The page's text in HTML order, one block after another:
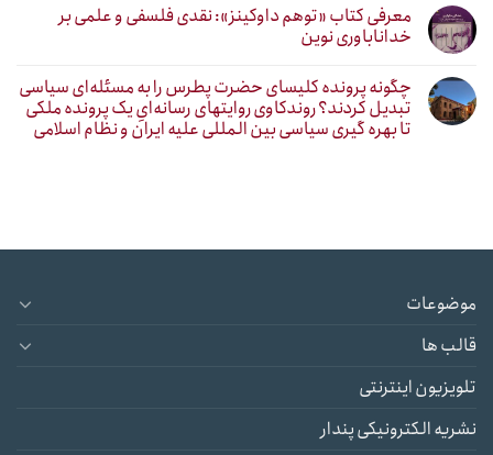
معرفی کتاب «توهم داوکینز»: نقدی فلسفی و علمی بر
خداناباوری نوین
چگونه پرونده کلیسای حضرت پطرس را به مسئله‌ای سیاسی
تبدیل کردند؟ روندکاوی روایتهای رسانه‌ایِ یک پرونده ملکی
تا بهره گیری سیاسی بین المللی علیه ایران و نظام اسلامی
موضوعات
قالب ها
تلویزیون اینترنتی
نشریه الکترونیکی پندار